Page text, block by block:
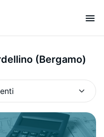
(Bergamo)